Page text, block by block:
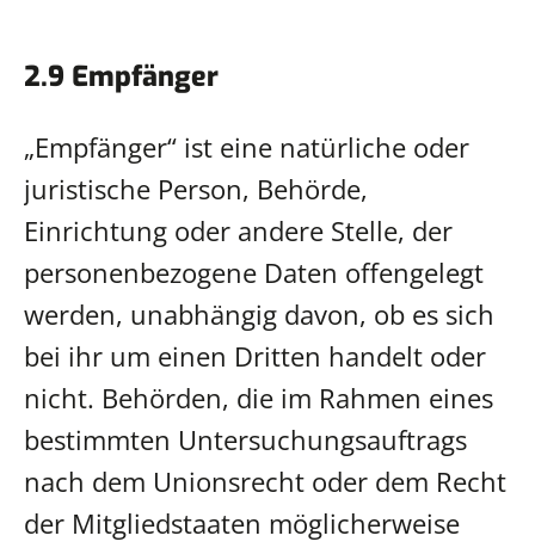
2.9 Empfänger
„Empfänger“ ist eine natürliche oder
juristische Person, Behörde,
Einrichtung oder andere Stelle, der
personenbezogene Daten offengelegt
werden, unabhängig davon, ob es sich
bei ihr um einen Dritten handelt oder
nicht. Behörden, die im Rahmen eines
bestimmten Untersuchungsauftrags
nach dem Unionsrecht oder dem Recht
der Mitgliedstaaten möglicherweise